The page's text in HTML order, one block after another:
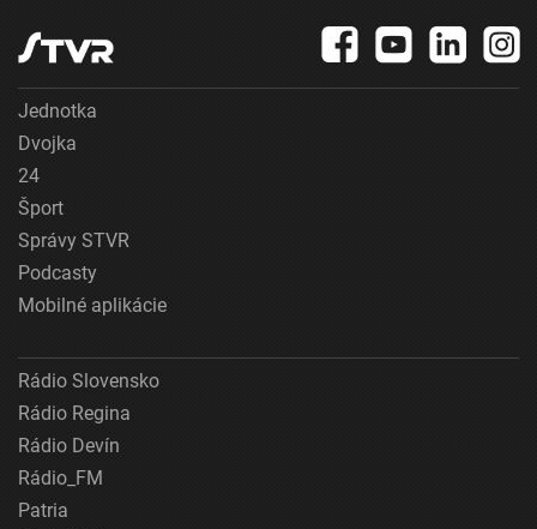
Jednotka
Dvojka
24
Šport
Správy STVR
Podcasty
Mobilné aplikácie
Rádio Slovensko
Rádio Regina
Rádio Devín
Rádio_FM
Patria